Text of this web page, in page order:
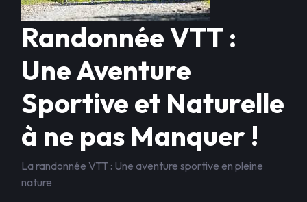
Randonnée VTT :
Une Aventure
Sportive et Naturelle
à ne pas Manquer !
La randonnée VTT : Une aventure sportive en pleine
nature